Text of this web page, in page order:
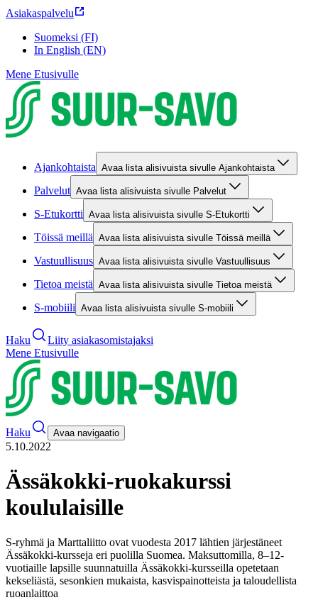
Asiakaspalvelu
Suomeksi (FI)
In English (EN)
Mene Etusivulle
Ajankohtaista Avaa lista alisivuista sivulle Ajankohtaista
Palvelut Avaa lista alisivuista sivulle Palvelut
S-Etukortti Avaa lista alisivuista sivulle S-Etukortti
Töissä meillä Avaa lista alisivuista sivulle Töissä meillä
Vastuullisuus Avaa lista alisivuista sivulle Vastuullisuus
Tietoa meistä Avaa lista alisivuista sivulle Tietoa meistä
S-mobiili Avaa lista alisivuista sivulle S-mobiili
Haku
Liity asiakasomistajaksi
Mene Etusivulle
Haku Avaa navigaatio
5.10.2022
Ässäkokki-ruokakurssi
koululaisille
S-ryhmä ja Marttaliitto ovat vuodesta 2017 lähtien järjestäneet
Ässäkokki-kursseja eri puolilla Suomea. Maksuttomilla, 8–12-
vuotiaille lapsille suunnatuilla Ässäkokki-kursseilla opetetaan
kekseliästä, sesonkien mukaista, kasvispainotteista ja taloudellista
ruoanlaittoa